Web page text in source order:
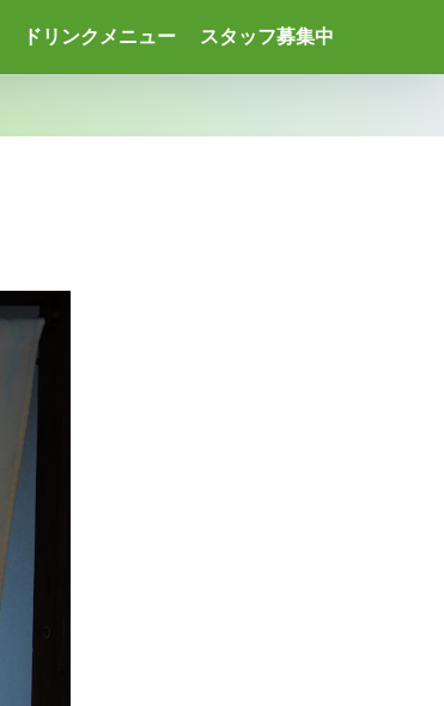
ドリンクメニュー スタッフ募集中